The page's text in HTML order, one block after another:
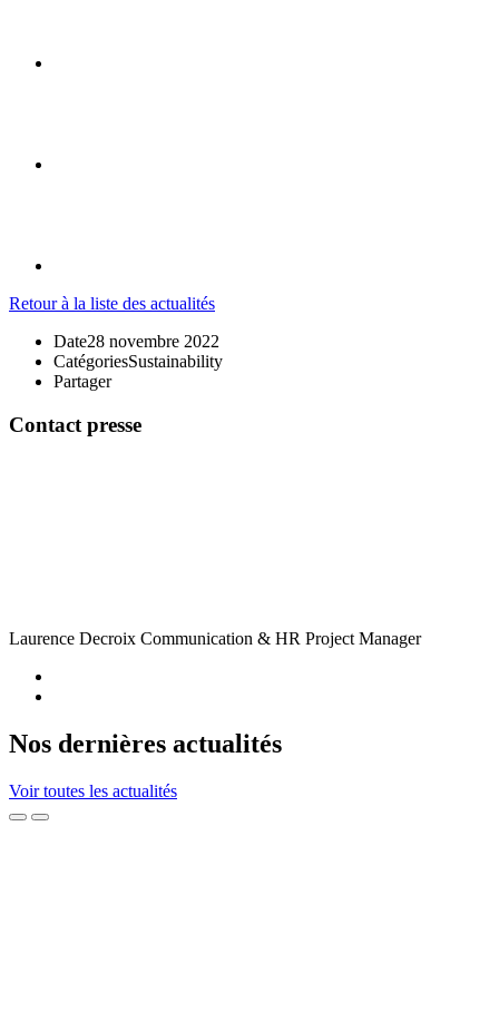
Retour à la liste des actualités
Date28 novembre 2022
CatégoriesSustainability
Partager
Contact presse
Laurence Decroix Communication & HR Project Manager
Nos dernières actualités
Voir toutes les actualités